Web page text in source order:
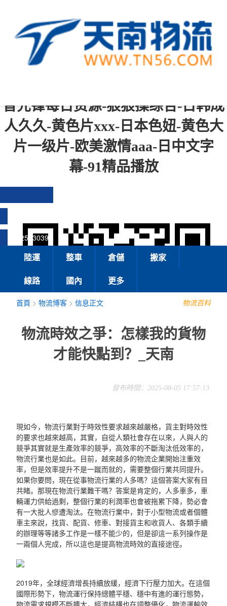
中文字幕一区二区三区四区-综合成
人-青青操在线-一级黄色免费视频-国
音先锋每日资源-狠狠操综合-日韩成
人久久-黄色片xxx-日本色妞-黄色大
片一级片-欧美激情aaa-日中文字
幕-91精品播放
13925830399
陸運 整車 倉儲
搬家
線路
國內 更多
物流百科
首頁 >物流博客 >信息正文
物流時效之爭：怎樣我的貨物
才能快點到？_天南
發布時間：2025-08-05 17:57:13
現如今，物流行業對于時效性要求越來越嚴格，貨主對時效性
的要求也越來越高，其實，自從人類社會存在以來，人與人的
競爭其實就是生產效率的競爭，高效率的不斷淘汰低效率的，
物流行業也是如此。目前，越來越多的物流企業開始注重效
率，但是效率提升不是一蹴而就的，需要整個行業共同提升。
如果你要問，現在從事物流行業的人多嗎？這個答案大家有目
共睹。那現在物流行業難干嗎？答案是肯定的，人多車多，車
輛運力供給過剩，整個行業的利潤率也會被拖累下降，勢必會
有一大批人慘遭淘汰。在物流行業中，對于小型物流或者個體
車主來說，找貨、配貨、修車、對接貨主和收貨人、各類手續
的辦理等等諸多工作是一樣不能少的，但是卻這一系列操作是
一兩個人完成，所以這也是提高物流時效的直接途徑。
2019年，全球經濟增長持續放緩，經濟下行壓力加大。在這個
國際形勢下，物流運行保持總體平穩、穩中有進的運行態勢，
物流需求規模不斷擴大，經濟結構也在調整優化，物流運輸效